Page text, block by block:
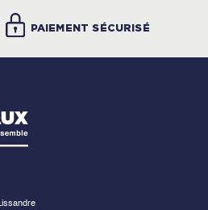
PAIEMENT SÉCURISÉ